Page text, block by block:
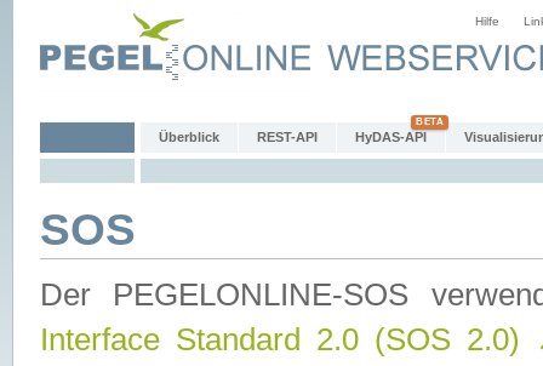
Hilfe
Überblick REST-API HyDAS-API
SOS
Der PEGELONLINE-SOS
Interface Standard 2.0 (SOS 2.0)